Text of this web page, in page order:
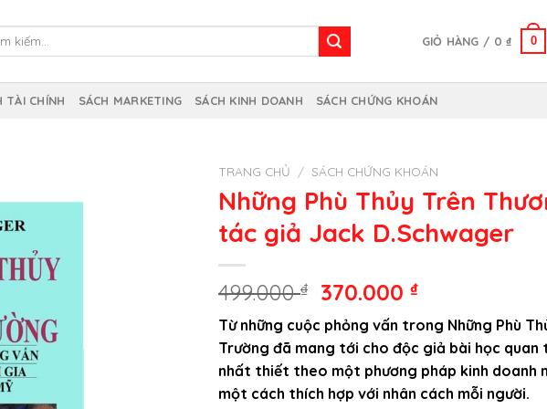
GIỎ HÀNG / 0₫ 0
TÀI CHÍNH SÁCH MARKETING SÁCH KINH DOANH SÁCH CHỨNG KHOÁN
TRANG CHỦ / SÁCH CHỨNG KHOÁN
Những Phù Thủy Trên
tác giả Jack D.Schwager
499.000₫
Giá
gốc
là:
499.000 ₫.
370.000₫Giá
hiện
tại
là:
370.000 ₫.
Từ những cuộc phỏng vấn trong Những Phù
Trường đã mang tới cho độc giả bài học
nhất thiết theo một phương pháp kinh doanh
một cách thích hợp với nhân cách mỗi người.